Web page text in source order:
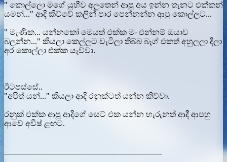
" කොල්ලො මගේ යුහීව අලුතෙන් ආපු අය ඉන්න තැනට එක්කන්
යමන්..." ආදි කිව්වේ කලින් පාර පෙන්නන්න ආපු කොල්ලට...
" මැණික... යන්නකෝ මෙයත් එක්ක මං එන්නම් ඔයාව
බලන්න..." කියලා කෙල්ලට වැටිලා තිබ්බ බෑග් එකත් අහුලලා දීලා
අර කොල්ලා එක්ක යැව්වා.
ඊටපස්සේ..
"අපිත් යන්..." කියලා ආදි රනුක්ටත් යන්න කිව්වා.
රනුක් එක්ක ආපූ ආදිගේ සෙට් එක යන්න හැරුනත් ආදී ආපහු
ආවේ අවීෂ් ළඟට.